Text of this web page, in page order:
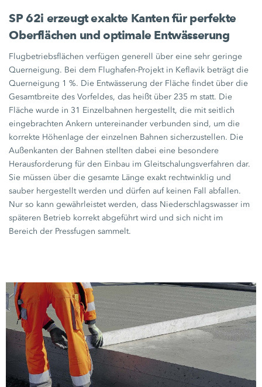
SP 62i erzeugt exakte Kanten für perfekte
Oberflächen und optimale Entwässerung
Flugbetriebsflächen verfügen generell über eine sehr geringe
Querneigung. Bei dem Flughafen-Projekt in Keflavik beträgt die
Querneigung 1 %. Die Entwässerung der Fläche findet über die
Gesamtbreite des Vorfeldes, das heißt über235 m statt. Die
Fläche wurde in 31 Einzelbahnen hergestellt, die mit seitlich
eingebrachten Ankern untereinander verbunden sind, um die
korrekte Höhenlage der einzelnen Bahnen sicherzustellen. Die
Außenkanten der Bahnen stellten dabei eine besondere
Herausforderung für den Einbau im Gleitschalungsverfahren dar.
Sie müssen über die gesamte Länge exakt rechtwinklig und
sauber hergestellt werden und dürfen auf keinen Fall abfallen.
Nur so kann gewährleistet werden, dass Niederschlagswasser im
späteren Betrieb korrekt abgeführt wird und sich nicht im
Bereich der Pressfugen sammelt.